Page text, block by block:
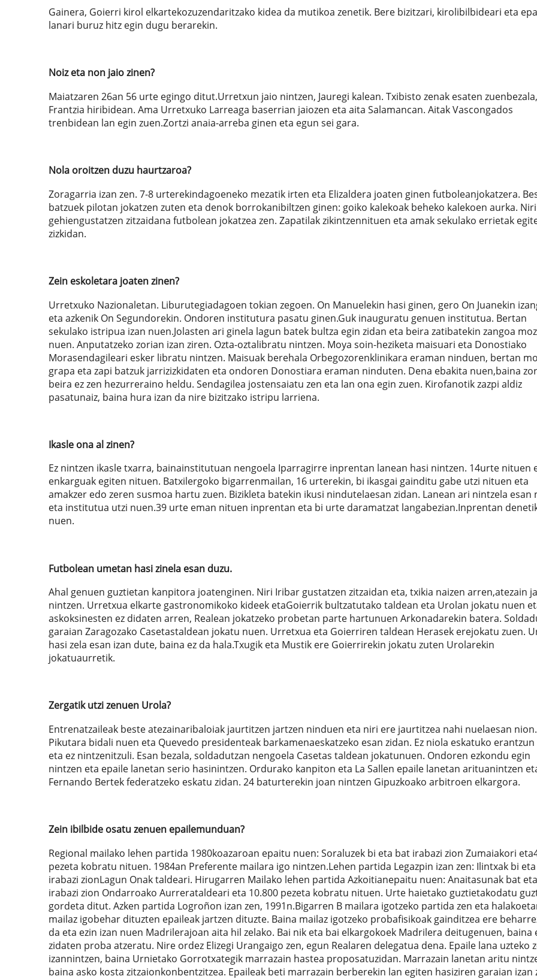
Gainera, Goierri kirol elkartekozuzendaritzako kidea da mutikoa zenetik. Bere bizitzari, kirolibilbideari eta
lanari buruz hitz egin dugu berarekin.
Noiz eta non jaio zinen?
Maiatzaren 26an 56 urte egingo ditut.Urretxun jaio nintzen, Jauregi kalean. Txibisto zenak esaten zuenbezala,
Frantzia hiribidean. Ama Urretxuko Larreaga baserrian jaiozen eta aita Salamancan. Aitak Vascongados
trenbidean lan egin zuen.Zortzi anaia-arreba ginen eta egun sei gara.
Nola oroitzen duzu haurtzaroa?
Zoragarria izan zen. 7-8 urterekindagoeneko mezatik irten eta Elizaldera joaten ginen futboleanjokatzera.
batzuek pilotan jokatzen zuten eta denok borrokanibiltzen ginen: goiko kalekoak beheko kalekoen aurka. Niri
gehiengustatzen zitzaidana futbolean jokatzea zen. Zapatilak zikintzennituen eta amak sekulako errietak
zizkidan.
Zein eskoletara joaten zinen?
Urretxuko Nazionaletan. Liburutegiadagoen tokian zegoen. On Manuelekin hasi ginen, gero On Juanekin
eta azkenik On Segundorekin. Ondoren institutura pasatu ginen.Guk inauguratu genuen institutua. Bertan
sekulako istripua izan nuen.Jolasten ari ginela lagun batek bultza egin zidan eta beira zatibatekin zangoa
nuen. Anputatzeko zorian izan ziren. Ozta-oztalibratu nintzen. Moya soin-heziketa maisuari eta Donostiako
Morasendagileari esker libratu nintzen. Maisuak berehala Orbegozorenklinikara eraman ninduen, bertan
grapa eta zapi batzuk jarrizizkidaten eta ondoren Donostiara eraman ninduten. Dena ebakita nuen,baina
beira ez zen hezurreraino heldu. Sendagilea jostensaiatu zen eta lan ona egin zuen. Kirofanotik zazpi aldiz
pasatunaiz, baina hura izan da nire bizitzako istripu larriena.
Ikasle ona al zinen?
Ez nintzen ikasle txarra, bainainstitutuan nengoela Iparragirre inprentan lanean hasi nintzen. 14urte nituen
enkarguak egiten nituen. Batxilergoko bigarrenmailan, 16 urterekin, bi ikasgai gainditu gabe utzi nituen eta
amakzer edo zeren susmoa hartu zuen. Bizikleta batekin ikusi nindutelaesan zidan. Lanean ari nintzela esan
eta institutua utzi nuen.39 urte eman nituen inprentan eta bi urte daramatzat langabezian.Inprentan
nuen.
Futbolean umetan hasi zinela esan duzu.
Ahal genuen guztietan kanpitora joatenginen. Niri Iribar gustatzen zitzaidan eta, txikia naizen arren,atezain
nintzen. Urretxua elkarte gastronomikoko kideek etaGoierrik bultzatutako taldean eta Urolan jokatu nuen
askoksinesten ez didaten arren, Realean jokatzeko probetan parte hartunuen Arkonadarekin batera.
garaian Zaragozako Casetastaldean jokatu nuen. Urretxua eta Goierriren taldean Herasek erejokatu zuen.
hasi zela esan izan dute, baina ez da hala.Txugik eta Mustik ere Goierrirekin jokatu zuten Urolarekin
jokatuaurretik.
Zergatik utzi zenuen Urola?
Entrenatzaileak beste atezainaribaloiak jaurtitzen jartzen ninduen eta niri ere jaurtitzea nahi nuelaesan nion.
Pikutara bidali nuen eta Quevedo presidenteak barkamenaeskatzeko esan zidan. Ez niola eskatuko
eta ez nintzenitzuli. Esan bezala, soldadutzan nengoela Casetas taldean jokatunuen. Ondoren ezkondu egin
nintzen eta epaile lanetan serio hasinintzen. Ordurako kanpiton eta La Sallen epaile lanetan arituanintzen
Fernando Bertek federatzeko eskatu zidan. 24 baturterekin joan nintzen Gipuzkoako arbitroen elkargora.
Zein ibilbide osatu zenuen epailemunduan?
Regional mailako lehen partida 1980koazaroan epaitu nuen: Soraluzek bi eta bat irabazi zion Zumaiakori
pezeta kobratu nituen. 1984an Preferente mailara igo nintzen.Lehen partida Legazpin izan zen: Ilintxak bi
irabazi zionLagun Onak taldeari. Hirugarren Mailako lehen partida Azkoitianepaitu nuen: Anaitasunak bat
irabazi zion Ondarroako Aurrerataldeari eta 10.800 pezeta kobratu nituen. Urte haietako guztietakodatu
gordeta ditut. Azken partida Logroñon izan zen, 1991n.Bigarren B mailara igotzeko partida zen eta
mailaz igobehar dituzten epaileak jartzen dituzte. Baina mailaz igotzeko probafisikoak gainditzea ere
da eta ezin izan nuen Madrilerajoan aita hil zelako. Bai nik eta bai elkargokoek Madrilera deitugenuen, baina
zidaten proba atzeratu. Nire ordez Elizegi Urangaigo zen, egun Realaren delegatua dena. Epaile lana uzteko
izannintzen, baina Urnietako Gorrotxategik marrazain hastea proposatuzidan. Marrazain lanetan aritu
baina asko kosta zitzaionkonbentzitzea. Epaileak beti marrazain berberekin lan egiten hasiziren garaian izan